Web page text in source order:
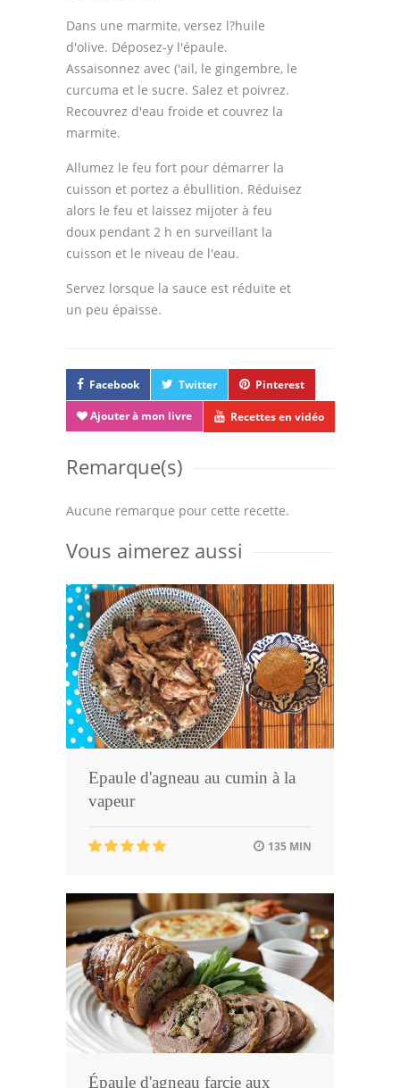
Dans une marmite, versez l?huile
d'olive. Déposez-y l'épaule.
Assaisonnez avec ('ail, le gingembre, le
curcuma et le sucre. Salez et poivrez.
Recouvrez d'eau froide et couvrez la
marmite.
Allumez le feu fort pour démarrer la
cuisson et portez a ébullition. Réduisez
alors le feu et laissez mijoter à feu
doux pendant 2 h en surveillant la
cuisson et le niveau de l'eau.
Servez lorsque la sauce est réduite et
un peu épaisse.
Facebook Twitter Pinterest
Ajouter à mon livre Recettes en vidéo
Remarque(s)
Aucune remarque pour cette recette.
Vous aimerez aussi
Epaule d'agneau au cumin à la
vapeur
135 MIN
Épaule d'agneau farcie aux